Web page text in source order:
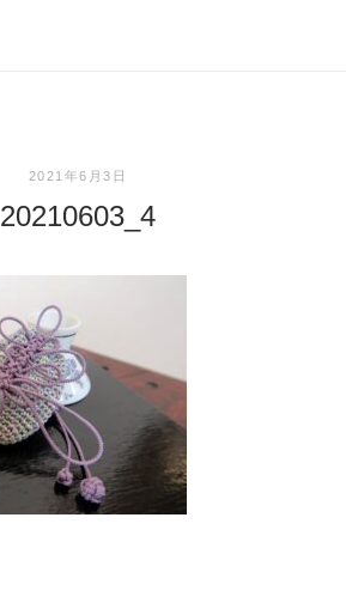
2021年6月3日
20210603_4